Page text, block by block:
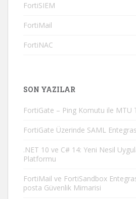
FortiSIEM
FortiMail
FortiNAC
SON YAZILAR
FortiGate – Ping Komutu ile MTU
FortiGate Üzerinde SAML
.NET 10 ve C# 14: Yeni Nesil
Platformu
FortiMail ve FortiSandbox
posta Güvenlik Mimarisi